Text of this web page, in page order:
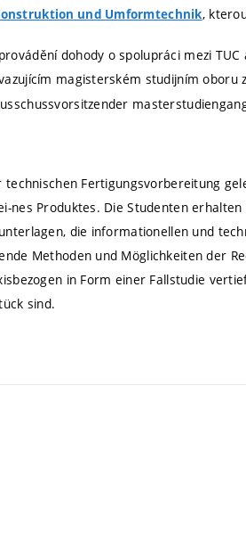
und Umformtechnik,
dohody o spolupráci mezi
magisterském studijním oboru
technischen Fertigungsvorbereitung
nes Produktes. Die Studenten
die informationellen und
Methoden und Möglichkeiten der
in Form einer Fallstudie
sind.